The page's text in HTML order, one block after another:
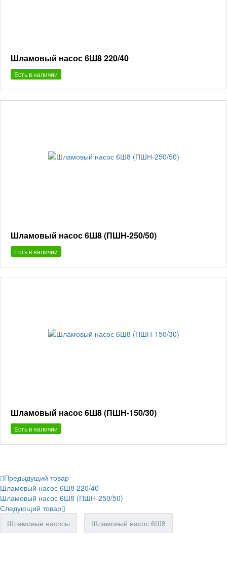
Шламовый насос 6Ш8 220/40
Есть в наличии
Шламовый насос 6Ш8 (ПШН-250/50)
Есть в наличии
Шламовый насос 6Ш8 (ПШН-150/30)
Есть в наличии
Предыдущий товар
Шламовый насос 6Ш8 220/40
Шламовый насос 6Ш8 (ПШН-250/50)
Следующий товар
Шламовые насосы
Шламовый насос 6Ш8